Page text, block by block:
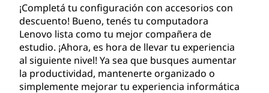
¡Completá tu configuración con accesorios con
descuento! Bueno, tenés tu computadora
Lenovo lista como tu mejor compañera de
estudio. ¡Ahora, es hora de llevar tu experiencia
al siguiente nivel! Ya sea que busques aumentar
la productividad, mantenerte organizado o
simplemente mejorar tu experiencia informática